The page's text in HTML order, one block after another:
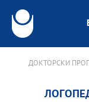
ДОКТОРСКИ